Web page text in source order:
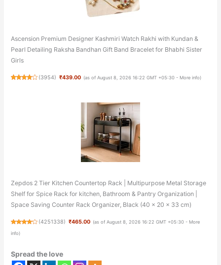
Ascension Premium Designer Kashmiri Watch Rakhi with Kundan &
Pearl Detailing Raksha Bandhan Gift Band Bracelet for Bhabhi Sister
Girls
(3954) ₹439.00 (as of August 8, 2026 16:22 GMT +05:30 - More info)
Zepdos 2 Tier Kitchen Countertop Rack | Multipurpose Metal Storage
Shelf for Spice Rack for kitchen, Bathroom & Pantry Organization |
Space Saving Counter Rack Organizer, Black (40 x 20 x 33 cm)
(4251338) ₹465.00 (as of August 8, 2026 16:22 GMT +05:30 - More
info)
Spread the love